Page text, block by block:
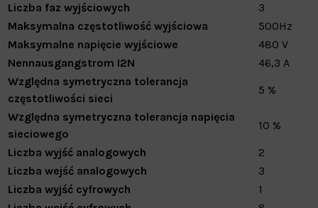
Liczba faz wyjściowych
3
Maksymalna częstotliwość wyjściowa
500Hz
Maksymalne napięcie wyjściowe
480 V
Nennausgangstrom I2N
46,3 A
Względna symetryczna tolerancja
częstotliwości sieci
5 %
Względna symetryczna tolerancja napięcia
sieciowego
10 %
Liczba wyjść analogowych
2
Liczba wejść analogowych
3
Liczba wyjść cyfrowych
1